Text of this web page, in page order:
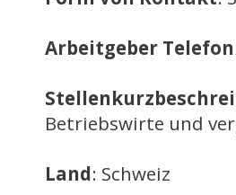
Arbeitgeber
Betriebswirte und
Land: Schweiz